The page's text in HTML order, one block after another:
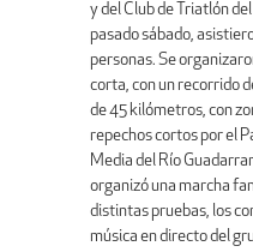
y del Club de Triatlón
pasado sábado,
personas. Se
corta, con un recorrido
de 45 kilómetros, con
repechos cortos por el
Media del Río
organizó una marcha
distintas pruebas, los
música en directo del